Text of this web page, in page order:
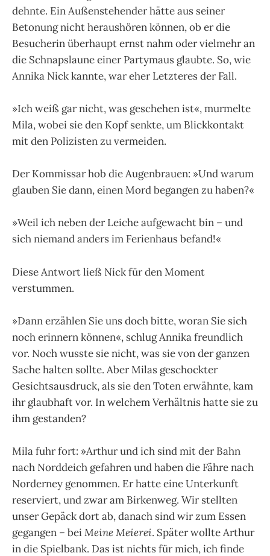
dehnte. Ein Außenstehender hätte aus seiner
Betonung nicht heraushören können, ob er die
Besucherin überhaupt ernst nahm oder vielmehr an
die Schnapslaune einer Partymaus glaubte. So, wie
Annika Nick kannte, war eher Letzteres der Fall.
»Ich weiß gar nicht, was geschehen ist«, murmelte
Mila, wobei sie den Kopf senkte, um Blickkontakt
mit den Polizisten zu vermeiden.
Der Kommissar hob die Augenbrauen: »Und warum
glauben Sie dann, einen Mord begangen zu haben?«
»Weil ich neben der Leiche aufgewacht bin – und
sich niemand anders im Ferienhaus befand!«
Diese Antwort ließ Nick für den Moment
verstummen.
»Dann erzählen Sie uns doch bitte, woran Sie sich
noch erinnern können«, schlug Annika freundlich
vor. Noch wusste sie nicht, was sie von der ganzen
Sache halten sollte. Aber Milas geschockter
Gesichtsausdruck, als sie den Toten erwähnte, kam
ihr glaubhaft vor. In welchem Verhältnis hatte sie zu
ihm gestanden?
Mila fuhr fort: »Arthur und ich sind mit der Bahn
nach Norddeich gefahren und haben die Fähre nach
Norderney genommen. Er hatte eine Unterkunft
reserviert, und zwar am Birkenweg. Wir stellten
unser Gepäck dort ab, danach sind wir zum Essen
gegangen – beiMeine Meierei. Später wollte Arthur
in die Spielbank. Das ist nichts für mich, ich finde